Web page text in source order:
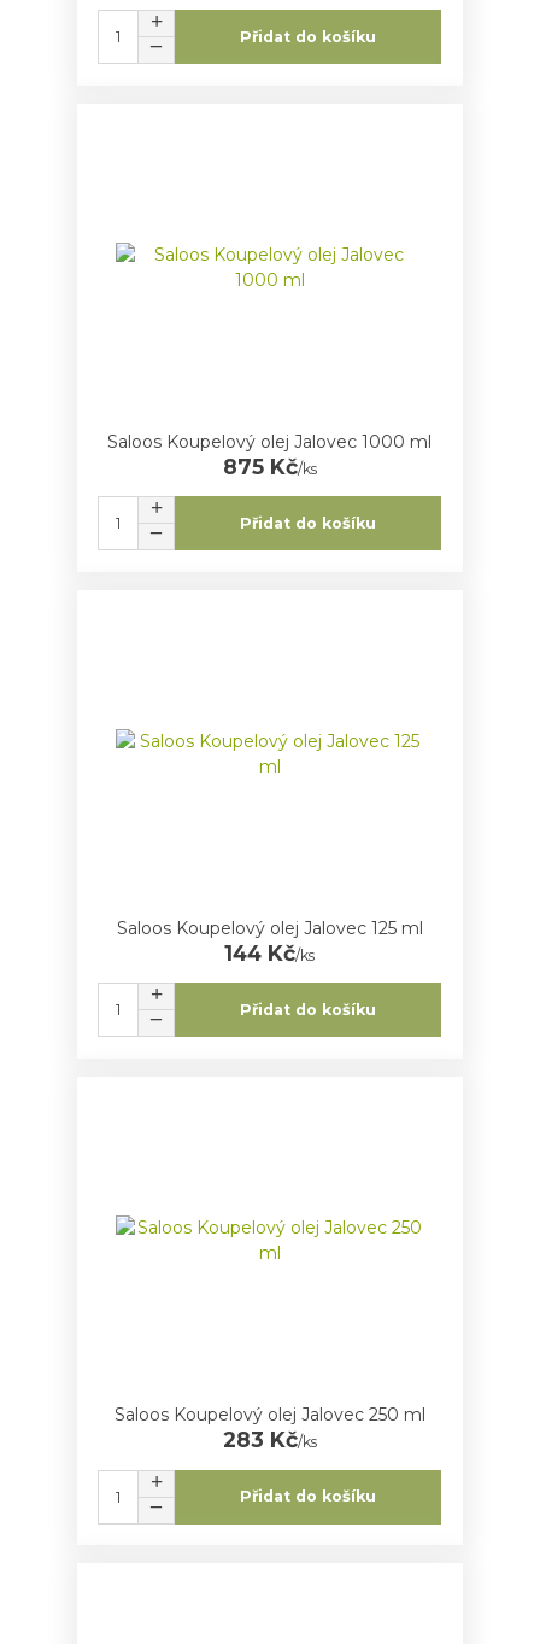
Přidat do košíku
Saloos Koupelový olej Jalovec 1000 ml
875 Kč/ks
Přidat do košíku
Saloos Koupelový olej Jalovec 125 ml
144 Kč/ks
Přidat do košíku
Saloos Koupelový olej Jalovec 250 ml
283 Kč/ks
Přidat do košíku